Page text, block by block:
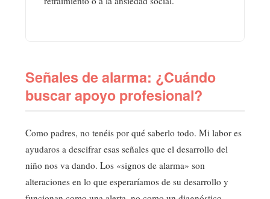
Señales de alarma: ¿Cuándo
buscar apoyo profesional?
Como padres, no tenéis por qué saberlo todo. Mi labor es
ayudaros a descifrar esas señales que el desarrollo del
niño nos va dando. Los «signos de alarma» son
alteraciones en lo que esperaríamos de su desarrollo y